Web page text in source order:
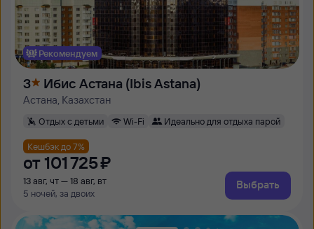
Рекомендуем
3 Ибис Астана (Ibis Astana)
Астана, Казахстан
Отдых с детьми Wi-Fi Идеально для отдыха парой
Кешбэк до 7%
от 101 ⁠725 ⁠₽
13 авг, чт — 18 авг, вт
5 ночей, за двоих
Выбрать